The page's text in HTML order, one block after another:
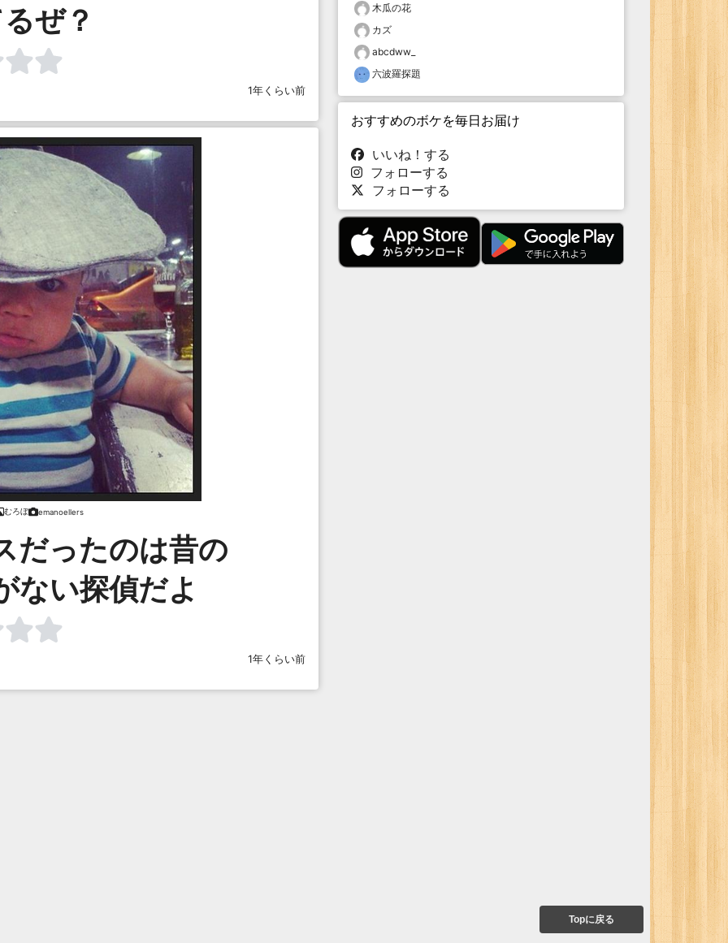
ぜ？
1年くらい前
むろぼ emanoellers
だったのは昔の
ない探偵だよ
1年くらい前
木瓜の花
カズ
abcdww_
六波羅探題
おすすめのボケを毎日お届け
いいね！する
フォローする
フォローする
Topに戻る